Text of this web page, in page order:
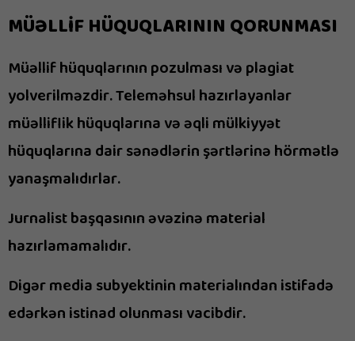
MÜƏLLİF HÜQUQLARININ QORUNMASI
Müəllif hüquqlarının pozulması və plagiat
yolverilməzdir. Teleməhsul hazırlayanlar
müəlliflik hüquqlarına və əqli mülkiyyət
hüquqlarına dair sənədlərin şərtlərinə hörmətlə
yanaşmalıdırlar.
Jurnalist başqasının əvəzinə material
hazırlamamalıdır.
Digər media subyektinin materialından istifadə
edərkən istinad olunması vacibdir.